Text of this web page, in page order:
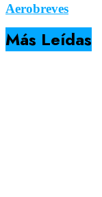
Aerobreves
Más Leídas